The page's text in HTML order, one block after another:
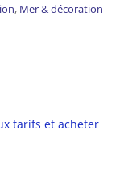
, Mer & décoration
tarifs et acheter